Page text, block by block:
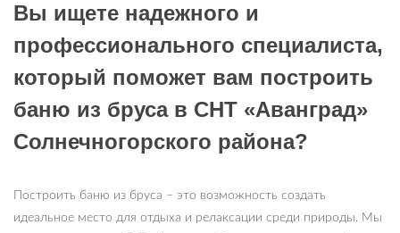
Вы ищете надежного и
профессионального специалиста,
который поможет вам построить
баню из бруса в СНТ «Аванград»
Солнечногорского района?
Построить баню из бруса – это возможность создать
идеальное место для отдыха и релаксации среди природы. Мы